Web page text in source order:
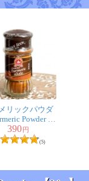
クペッパーと
ので、人参の
も入れて食べ
ックを合わせ
れから、切り
ラキタさんの
てみました。
リックパウダ
Powder タ
【50gボトル】
390円
(5)